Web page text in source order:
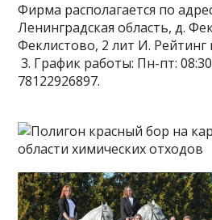
Фирма располагается по
Ленинградская область, д.
Феклистово, 2 лит И. Рейтинг
3. График работы: Пн-пт:
78122926897.